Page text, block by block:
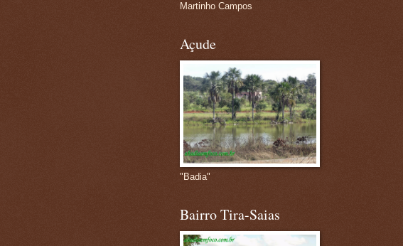
Martinho Campos
Açude
"Badia"
Bairro Tira-Saias